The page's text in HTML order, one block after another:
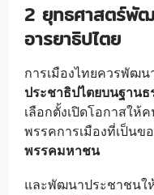
2 ยุทธศาสตร์พัฒ
อารยาธิปไตย
การเมืองไทยควรพัฒน
ประชาธิปไตยบนฐานธ
เลือกตั้งเปิดโอกาสให้
พรรคการเมืองที่เป็นข
พรรคมหาชน
และพัฒนาประชาชนใ